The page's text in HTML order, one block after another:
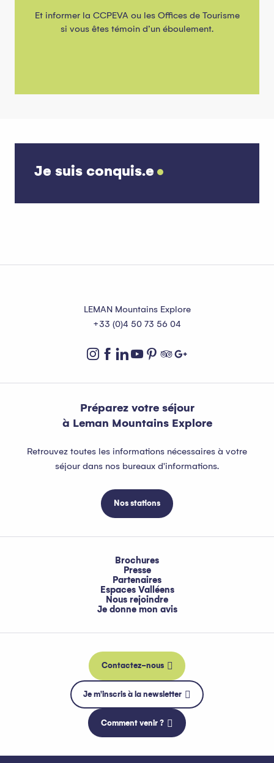
Et informer la CCPEVA ou les Offices de Tourisme
si vous êtes témoin d’un éboulement.
Je suis conquis.e
LEMAN Mountains Explore
+33 (0)4 50 73 56 04
Préparez votre séjour
à Leman Mountains Explore
Retrouvez toutes les informations nécessaires à votre
séjour dans nos bureaux d'informations.
Nos stations
Brochures
Presse
Partenaires
Espaces Valléens
Nous rejoindre
Je donne mon avis
Contactez-nous
Je m'inscris à la newsletter
Comment venir ?